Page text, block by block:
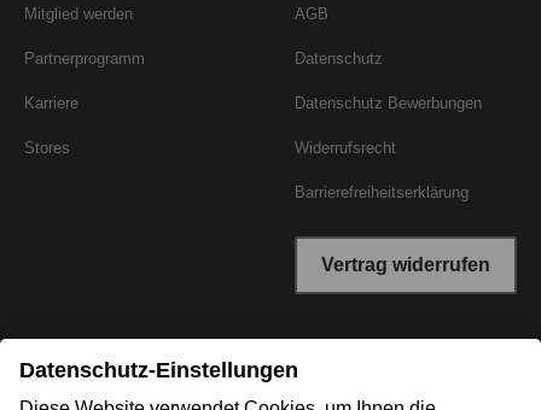
Mitglied werden
Partnerprogramm
Karriere
Stores
AGB
Datenschutz
Datenschutz Bewerbungen
Widerrufsrecht
Barrierefreiheitserklärung
Vertrag widerrufen